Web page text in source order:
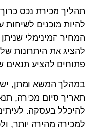
מכירת נכס
מוכנים לשיחות
המינימלי
את היתרונות
להציע תנאים
המשא ומתן, יש
סיום מכירה,
בעסקה.
מהירה יותר,